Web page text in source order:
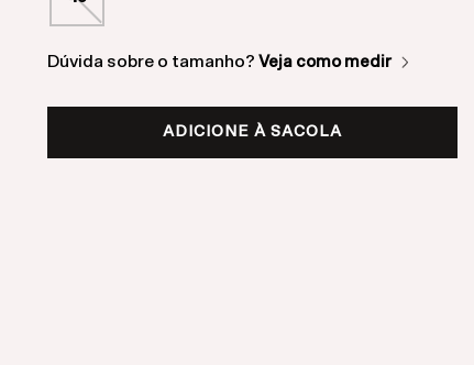
Dúvida sobre o tamanho? Veja como medir
ADICIONE À SACOLA